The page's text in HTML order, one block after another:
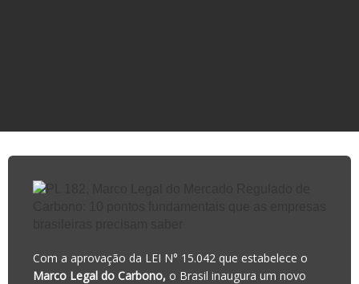
Com a aprovação da LEI N° 15.042 que estabelece o
Marco Legal do Carbono, o Brasil inaugura um novo